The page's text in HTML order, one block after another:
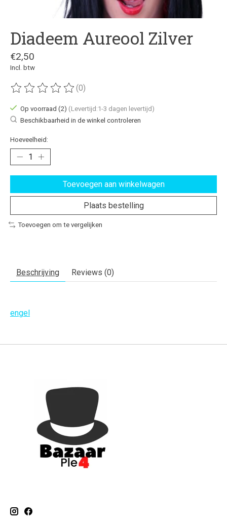
Diadeem Aureool Zilver
€2,50
Incl. btw
De beoordeling van dit product is
(0)
Op voorraad (2) (Levertijd:1-3 dagen levertijd)
Beschikbaarheid in de winkel controleren
Hoeveelheid:
Toevoegen aan winkelwagen
Plaats bestelling
Toevoegen om te vergelijken
Beschrijving Reviews (0)
engel